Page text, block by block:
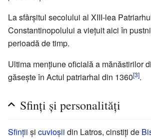
La sfârșitul secolului al XIII-lea
Constantinopolului a viețuit aici în
perioadă de timp.
Ultima mențiune oficială a mănăstirilor
găsește în Actul patriarhal din 1360[3].
Sfinți și personalități
Sfinții și cuvioșii din Latros, cinstiți de